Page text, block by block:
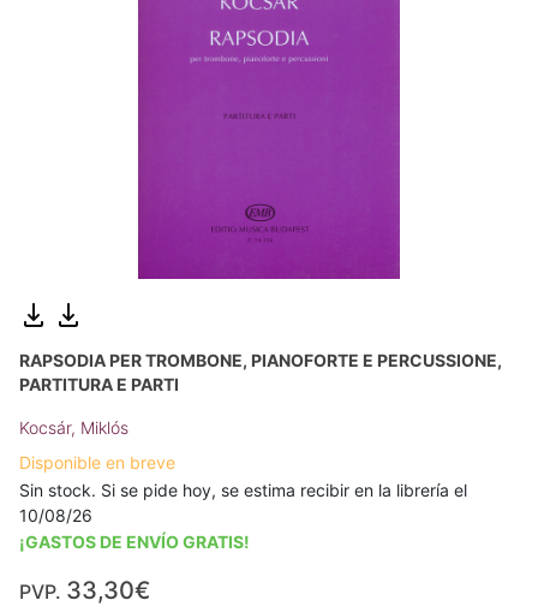
RAPSODIA PER TROMBONE, PIANOFORTE E PERCUSSIONE,
PARTITURA E PARTI
Kocsár, Miklós
Disponible en breve
Sin stock. Si se pide hoy, se estima recibir en la librería el
10/08/26
¡GASTOS DE ENVÍO GRATIS!
PVP. 33,30€